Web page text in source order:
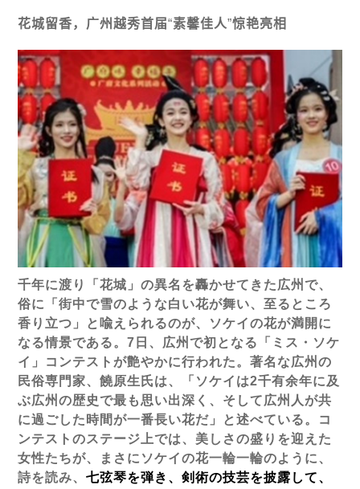
花城留香，广州越秀首届“素馨佳人”惊艳亮相
千年に渡り「花城」の異名を轟かせてきた広州で、
俗に「街中で雪のような白い花が舞い、至るところ
香り立つ」と喩えられるのが、ソケイの花が満開に
なる情景である。 7 日、広州で初となる「ミス・ソケ
イ」コンテストが艶やかに行われた。著名な広州の
民俗専門家、饒原生氏は、「ソケイは2千有余年に及
ぶ広州の歴史で最も思い出深く、そして広州人が共
に過ごした時間が一番長い花だ」と述べている。コ
ンテストのステージ上では、美しさの盛りを迎えた
女性たちが、まさにソケイの花一輪一輪のように、
詩を読み、 七弦琴を弾き、剣術の技芸を披露して、